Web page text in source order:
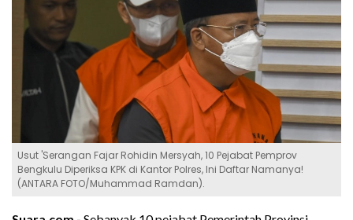
Usut 'Serangan Fajar Rohidin Mersyah, 10 Pejabat Pemprov
Bengkulu Diperiksa KPK di Kantor Polres, Ini Daftar Namanya!
(ANTARA FOTO/Muhammad Ramdan).